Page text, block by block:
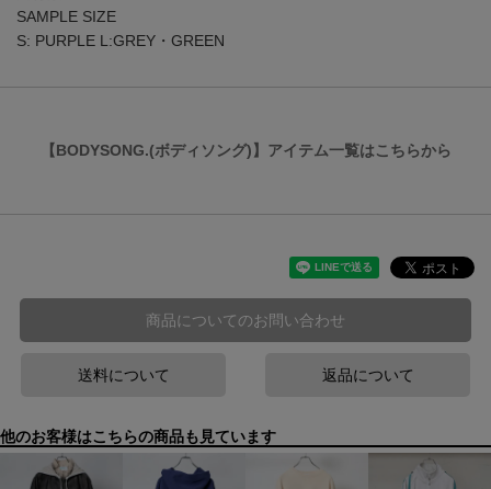
SAMPLE SIZE
S: PURPLE L:GREY・GREEN
【BODYSONG.(ボディソング)】アイテム一覧はこちらから
商品についてのお問い合わせ
送料について 返品について
他のお客様はこちらの商品も見ています